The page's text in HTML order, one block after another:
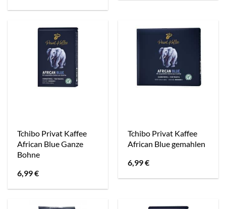
Tchibo Privat Kaffee
African Blue Ganze
Bohne
6,99€
Tchibo Privat Kaffee
African Blue gemahlen
6,99€